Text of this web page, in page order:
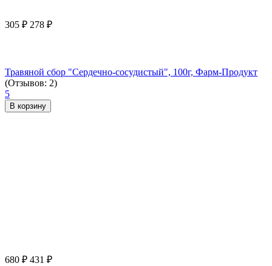
305 ₽ 278 ₽
Травяной сбор "Сердечно-сосудистый", 100г, Фарм-Продукт
(Отзывов: 2)
5
В корзину
680 ₽ 431 ₽